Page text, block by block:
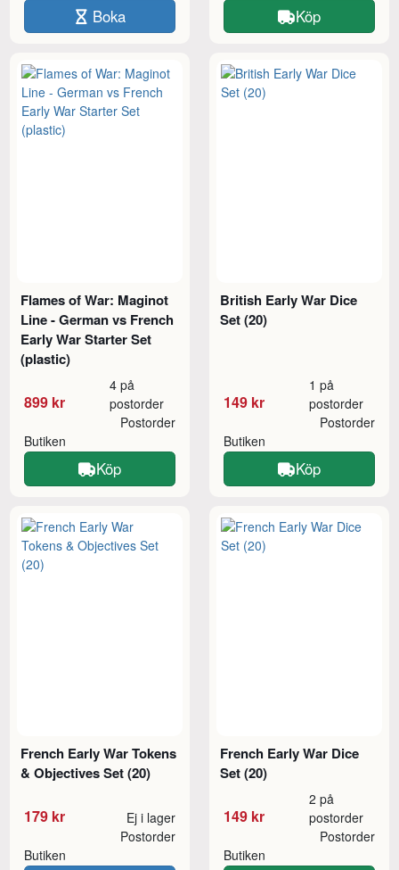
Boka Köp
Flames of War: Maginot
Line - German vs French
Early War Starter Set
(plastic)
899 kr
4 på
postorder
Butiken
Postorder
Köp
British Early War Dice
Set (20)
149 kr
1 på
postorder
Butiken
Postorder
Köp
French Early War Tokens
& Objectives Set (20)
179 kr Ej i lager
Butiken
Postorder
French Early War Dice
Set (20)
149 kr
2 på
postorder
Butiken
Postorder